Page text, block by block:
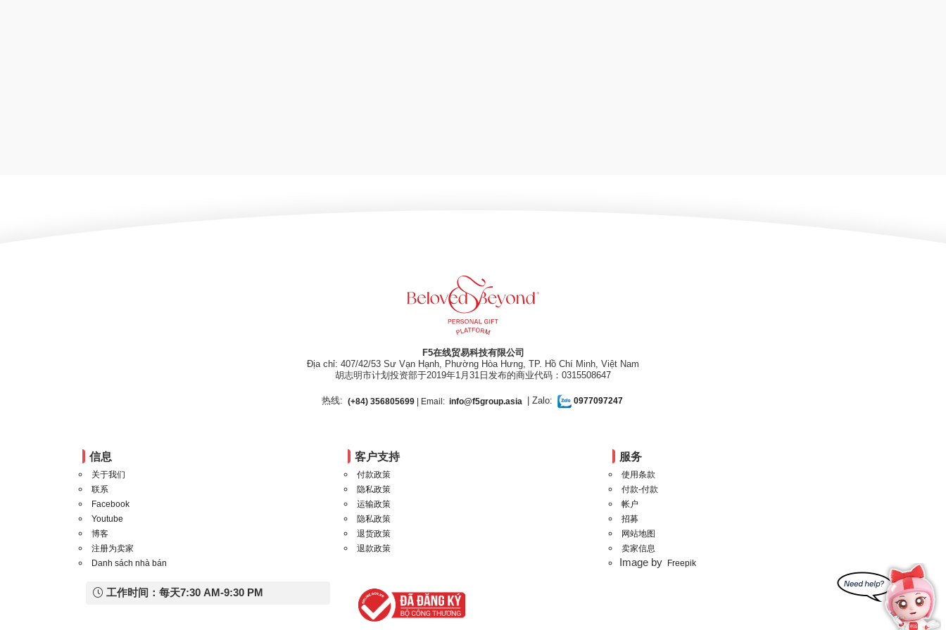
F5在线贸易科技有限公司
Địa chỉ: 407/42/53 Sư Vạn Hạnh, Phường Hòa Hưng, TP. Hồ Chí Minh, Việt Nam
胡志明市计划投资部于2019年1月31日发布的商业代码：0315508647
热线: (+84) 356805699| Email: info@f5group.asia | Zalo: 0977097247
信息
关于我们
联系
Facebook
Youtube
博客
注册为卖家
Danh sách nhà bán
客户支持
付款政策
隐私政策
运输政策
隐私政策
退货政策
退款政策
服务
使用条款
付款-付款
帐户
招募
网站地图
卖家信息
Image by Freepik
工作时间：每天7:30 AM-9:30 PM